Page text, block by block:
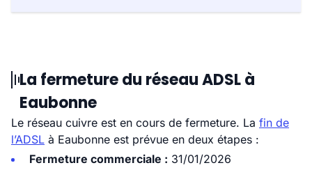
La fermeture du réseau ADSL à
Eaubonne
Le réseau cuivre est en cours de fermeture. La fin de
l’ADSL à Eaubonne est prévue en deux étapes :
Fermeture commerciale : 31/01/2026